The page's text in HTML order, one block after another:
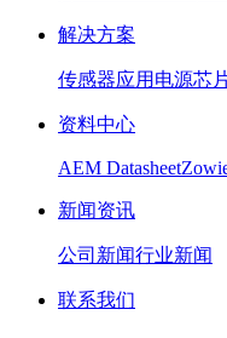
解决方案
传感器应用 电源芯
资料中心
AEM Datasheet
新闻资讯
公司新闻行业新闻
联系我们